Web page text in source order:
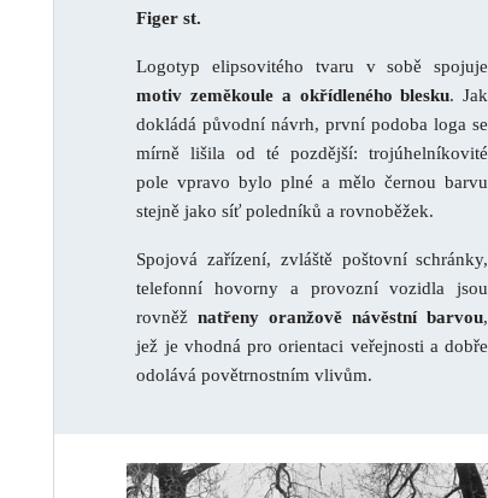
Figer st.
Logotyp elipsovitého tvaru v sobě spojuje
motiv zeměkoule a okřídleného blesku. Jak
dokládá původní návrh, první podoba loga se
mírně lišila od té pozdější: trojúhelníkovité
pole vpravo bylo plné a mělo černou barvu
stejně jako síť poledníků a rovnoběžek.
Spojová zařízení, zvláště poštovní schránky,
telefonní hovorny a provozní vozidla jsou
rovněžnatřeny oranžově návěstní barvou,
jež je vhodná pro orientaci veřejnosti a dobře
odolává povětrnostním vlivům.